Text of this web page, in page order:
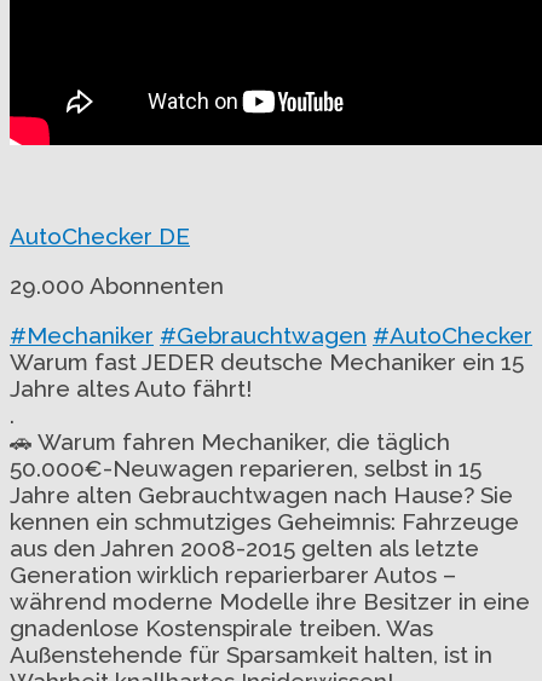
AutoChecker DE
29.000 Abonnenten
#Mechaniker #Gebrauchtwagen #AutoChecker
Warum fast JEDER deutsche Mechaniker ein 15
Jahre altes Auto fährt!
.
🚗 Warum fahren Mechaniker, die täglich
50.000€-Neuwagen reparieren, selbst in 15
Jahre alten Gebrauchtwagen nach Hause? Sie
kennen ein schmutziges Geheimnis: Fahrzeuge
aus den Jahren 2008-2015 gelten als letzte
Generation wirklich reparierbarer Autos –
während moderne Modelle ihre Besitzer in eine
gnadenlose Kostenspirale treiben. Was
Außenstehende für Sparsamkeit halten, ist in